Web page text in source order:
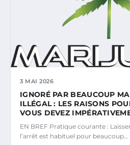
3 MAI 2026
IGNORÉ PAR BEAUCOUP
ILLÉGAL : LES RAISONS
VOUS DEVEZ
EN BREF Pratique courante :
l’arrêt est habituel pour beaucoup…